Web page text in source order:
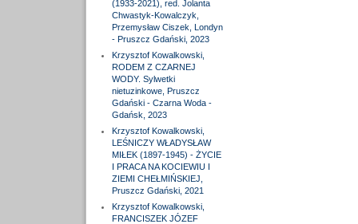
(1933-2021), red. Jolanta
Chwastyk-Kowalczyk,
Przemysław Ciszek, Londyn
- Pruszcz Gdański, 2023
Krzysztof Kowalkowski,
RODEM Z CZARNEJ
WODY. Sylwetki
nietuzinkowe, Pruszcz
Gdański - Czarna Woda -
Gdańsk, 2023
Krzysztof Kowalkowski,
LEŚNICZY WŁADYSŁAW
MIŁEK (1897-1945) - ŻYCIE
I PRACA NA KOCIEWIU I
ZIEMI CHEŁMIŃSKIEJ,
Pruszcz Gdański, 2021
Krzysztof Kowalkowski,
FRANCISZEK JÓZEF